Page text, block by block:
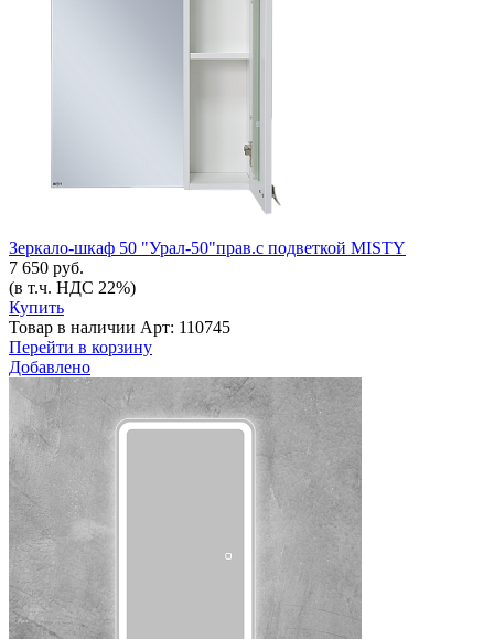
Зеркало-шкаф 50 "Урал-50"прав.с подветкой MISTY
7 650 руб.
(в т.ч. НДС 22%)
Купить
Товар в наличии Арт: 110745
Перейти в корзину
Добавлено